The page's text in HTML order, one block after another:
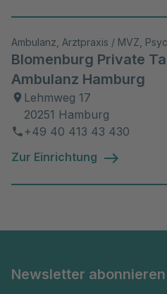
Rezepte (2007)
Zahlreiche
zu verschiedenen
und medizinischen
von
Ambulanz, Arztpraxis / MVZ,
Blomenburg Private
Ambulanz Hamburg
Lehmweg 17
20251 Hamburg
+49 40 413 43 430
Zur Einrichtung
Newsletter abonnieren